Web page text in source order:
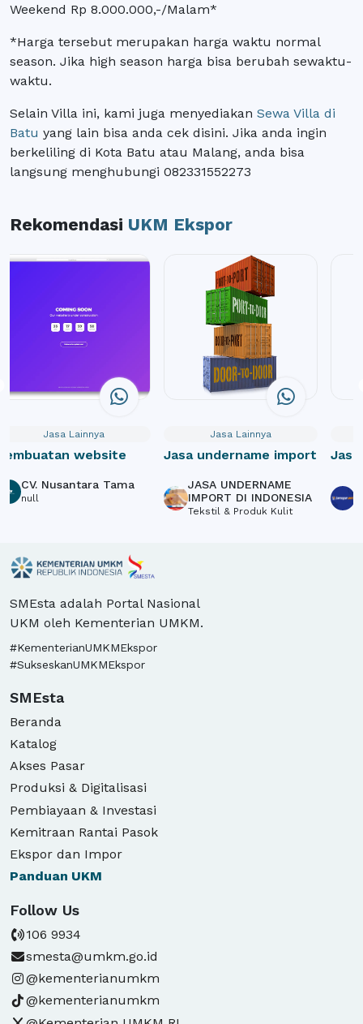
Weekend Rp 8.000.000,-/Malam*
*Harga tersebut merupakan harga waktu normal
season. Jika high season harga bisa berubah sewaktu-
waktu.
Selain Villa ini, kami juga menyediakan Sewa Villa di
Batu yang lain bisa anda cek disini. Jika anda ingin
berkeliling di Kota Batu atau Malang, anda bisa
langsung menghubungi 082331552273
Rekomendasi UKM Ekspor
Jasa Lainnya
website
CV. Nusantara Tama
null
Jasa Lainnya
Jasa undername import
JASA UNDERNAME
IMPORT DI INDONESIA
Tekstil & Produk Kulit
SMEsta adalah Portal Nasional
UKM oleh Kementerian UMKM.
#KementerianUMKMEkspor
#SukseskanUMKMEkspor
SMEsta
Beranda
Katalog
Akses Pasar
Produksi & Digitalisasi
Pembiayaan & Investasi
Kemitraan Rantai Pasok
Ekspor dan Impor
Panduan UKM
Follow Us
106 9934
smesta@umkm.go.id
@kementerianumkm
@kementerianumkm